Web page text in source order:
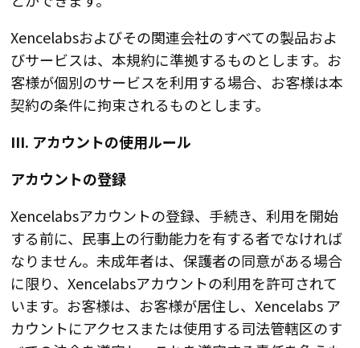
Xencelabsおよびその関連会社のすべての製品およ
びサービスは、本規約に準拠するものとします。お
客様が個別のサービスを利用する場合、お客様は本
契約の条件に拘束されるものとします。
III. アカウントの使用ルール
アカウントの登録
Xencelabsアカウントの登録、手続き、利用を開始
する前に、民事上の行動能力を有する者でなければ
なりません。未成年者は、保護者の同意がある場合
に限り、Xencelabsアカウントの利用を許可されて
います。お客様は、お客様が居住し、Xencelabs ア
カウントにアクセスまたは使用する司法管轄区のす